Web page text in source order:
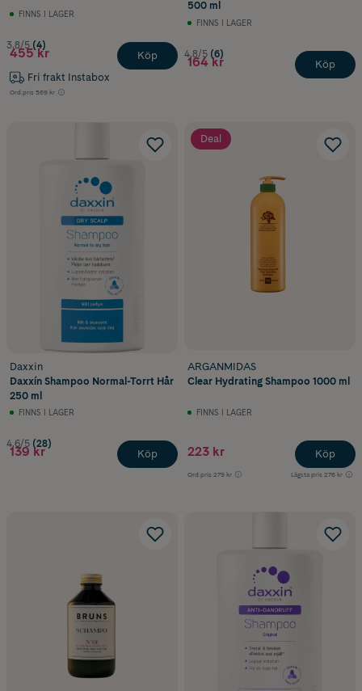
FINNS I LAGER
3.8/5 (4)
455 kr
Fri frakt Instabox
Ord.pris 569 kr
Köp
500 ml
FINNS I LAGER
4.8/5 (6)
164 kr Köp
Daxxin
Daxxín Shampoo Normal-Torrt Hår
250 ml
FINNS I LAGER
4.6/5 (28)
139 kr Köp
Deal
ARGANMIDAS
Clear Hydrating Shampoo 1000 ml
FINNS I LAGER
223 kr
Ord.pris 279 kr Lägsta pris 276 kr
Köp